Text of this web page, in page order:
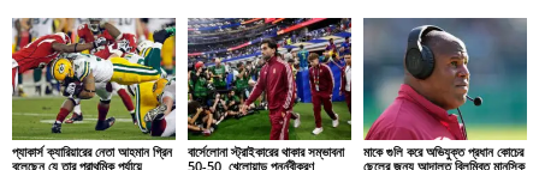
প্যাকার্স ক্যারিয়ারের নেতা আহমান গ্রিন
বলেছেন যে তার প্রাথমিক পর্যায়ে
বার্সেলোনা স্ট্রাইকারের থাকার সম্ভাবনা
50-50, খেলোয়াড় পুনর্নবীকরণ
মাকে গুলি করে অভিযুক্ত প্রধান কোচের
ছেলের জন্য আদালত বিলম্বিত মানসিক